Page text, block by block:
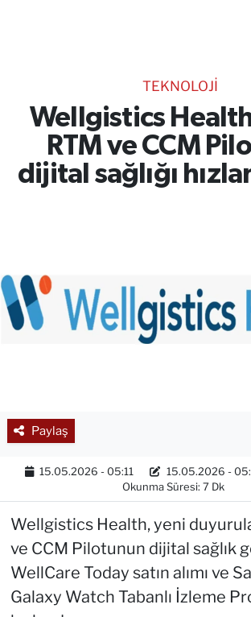
TEKNOLOJİ
Wellgistics
RTM ve CCM
dijital sağlığı
Paylaş
15.05.2026 - 05:11 15.05.2026 -
Okunma Süresi: 7 Dk
Wellgistics Health, yeni
ve CCM Pilotunun dijital sağlık
WellCare Today satın alımı ve
Galaxy Watch Tabanlı İzleme
RESMİ İLANLAR
Gencsesfm Canlı Dinle